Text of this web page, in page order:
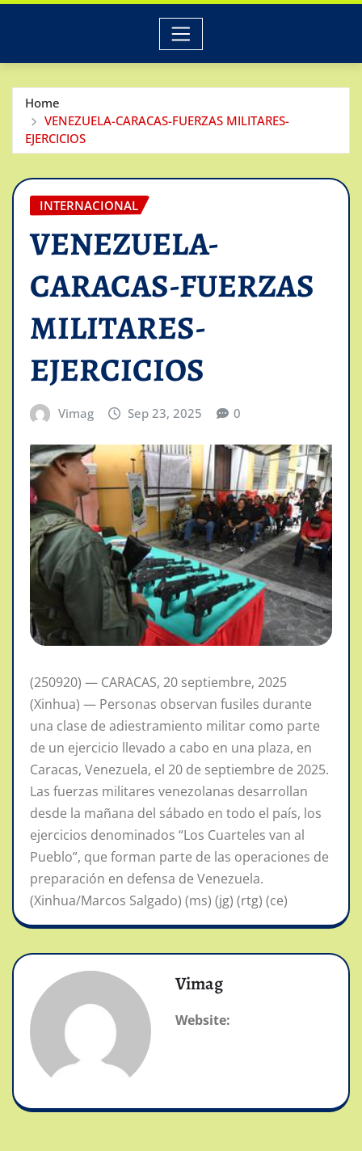
Home
VENEZUELA-CARACAS-FUERZAS MILITARES-
EJERCICIOS
INTERNACIONAL
VENEZUELA-
CARACAS-FUERZAS
MILITARES-
EJERCICIOS
Vimag Sep 23, 2025 0
(250920) — CARACAS, 20 septiembre, 2025
(Xinhua) — Personas observan fusiles durante
una clase de adiestramiento militar como parte
de un ejercicio llevado a cabo en una plaza, en
Caracas, Venezuela, el 20 de septiembre de 2025.
Las fuerzas militares venezolanas desarrollan
desde la mañana del sábado en todo el país, los
ejercicios denominados “Los Cuarteles van al
Pueblo”, que forman parte de las operaciones de
preparación en defensa de Venezuela.
(Xinhua/Marcos Salgado) (ms) (jg) (rtg) (ce)
Vimag
Website: